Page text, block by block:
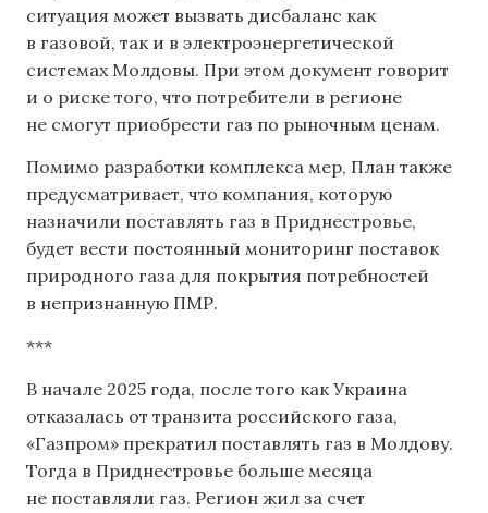
ситуация может вызвать дисбаланс как
в газовой, так и в электроэнергетической
системах Молдовы. При этом документ говорит
и о риске того, что потребители в регионе
не смогут приобрести газ по рыночным ценам.
Помимо разработки комплекса мер, План также
предусматривает, что компания, которую
назначили поставлять газ в Приднестровье,
будет вести постоянный мониторинг поставок
природного газа для покрытия потребностей
в непризнанную ПМР.
***
В начале 2025 года, после того как Украина
отказалась от транзита российского газа,
«Газпром» прекратил поставлять газ в Молдову.
Тогда в Приднестровье больше месяца
не поставляли газ. Регион жил за счет